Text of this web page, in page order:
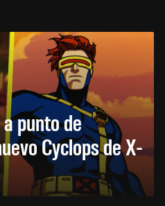
punto de
Cyclops de X-